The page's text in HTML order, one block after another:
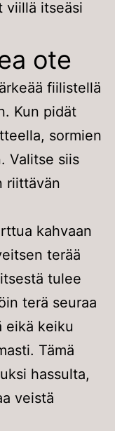
viillä itseäsi
ote
fiilistellä
Kun pidät
sormien
Valitse siis
riittävän
kahvaan
terää
tulee
terä seuraa
eikä keiku
Tämä
hassulta,
veistä